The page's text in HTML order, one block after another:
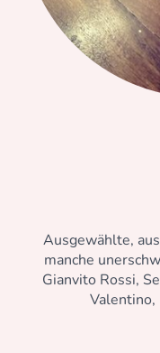
Ausgewählte,
manche
Gianvito Rossi,
Valentino,